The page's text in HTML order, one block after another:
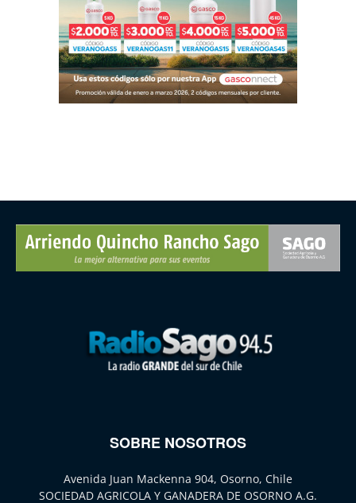
SOBRE NOSOTROS
Avenida Juan Mackenna 904, Osorno, Chile
SOCIEDAD AGRICOLA Y GANADERA DE OSORNO A.G.